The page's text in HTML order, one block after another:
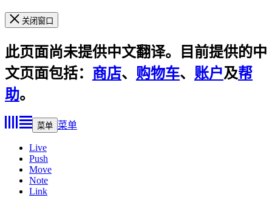
关闭窗口
此页面尚未提供中文翻译。目前提供的中
文页面包括： 商店、 购物车、 账户及帮
助。
菜单 菜单
Live
Push
Move
Note
Link